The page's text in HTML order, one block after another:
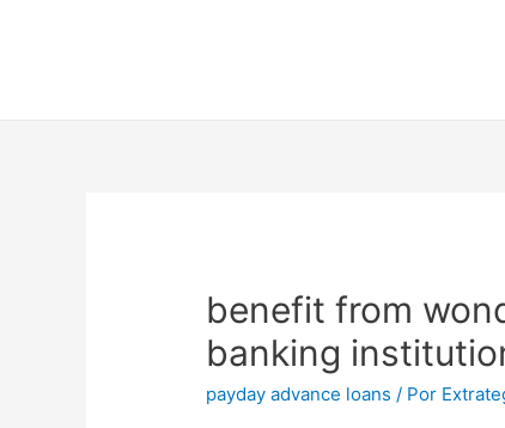
benefit from
banking
payday advance loans / Por